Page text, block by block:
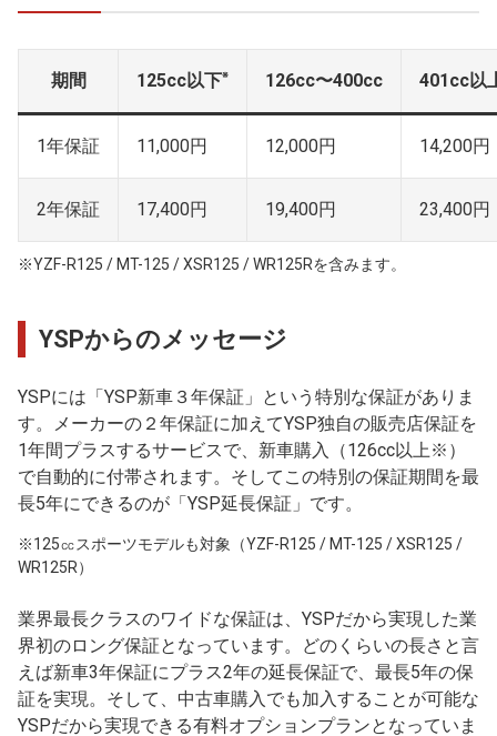
期間 125cc以下※ 126cc〜400cc 401cc以
1年保証 11,000円 12,000円 14,200円
2年保証 17,400円 19,400円 23,400円
※YZF-R125 / MT-125 / XSR125 / WR125Rを含みます。
YSPからのメッセージ
YSPには「YSP新車３年保証」という特別な保証がありま
す。メーカーの２年保証に加えてYSP独自の販売店保証を
1年間プラスするサービスで、新車購入（126cc以上※）
で自動的に付帯されます。そしてこの特別の保証期間を最
長5年にできるのが「YSP延長保証」です。
※125㏄スポーツモデルも対象（YZF-R125 / MT-125 / XSR125 /
WR125R）
業界最長クラスのワイドな保証は、YSPだから実現した業
界初のロング保証となっています。どのくらいの長さと言
えば新車3年保証にプラス2年の延長保証で、最長5年の保
証を実現。そして、中古車購入でも加入することが可能な
YSPだから実現できる有料オプションプランとなっていま